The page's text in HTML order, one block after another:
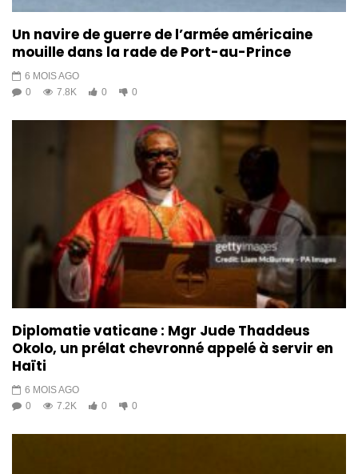
Un navire de guerre de l’armée américaine
mouille dans la rade de Port-au-Prince
6 MOIS AGO
0
7.8K 0 0
Diplomatie vaticane : Mgr Jude Thaddeus
Okolo, un prélat chevronné appelé à servir en
Haïti
6 MOIS AGO
0
7.2K 0 0